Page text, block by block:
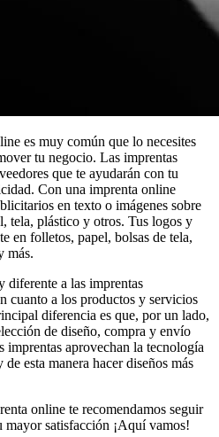
es muy común que lo necesites
tu negocio. Las imprentas
que te ayudarán con tu
Con una imprenta online
en texto o imágenes sobre
tela, plástico y otros. Tus logos y
en folletos, papel, bolsas de tela,
más.
diferente a las imprentas
cuanto a los productos y servicios
diferencia es que, por un lado,
de diseño, compra y envío
imprentas aprovechan la tecnología
esta manera hacer diseños más
online te recomendamos seguir
mayor satisfacción ¡Aquí vamos!